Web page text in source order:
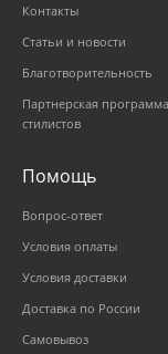
Контакты
Статьи и новости
Благотворительность
Партнерская
стилистов
Помощь
Вопрос-ответ
Условия оплаты
Условия доставки
Доставка по России
Самовывоз